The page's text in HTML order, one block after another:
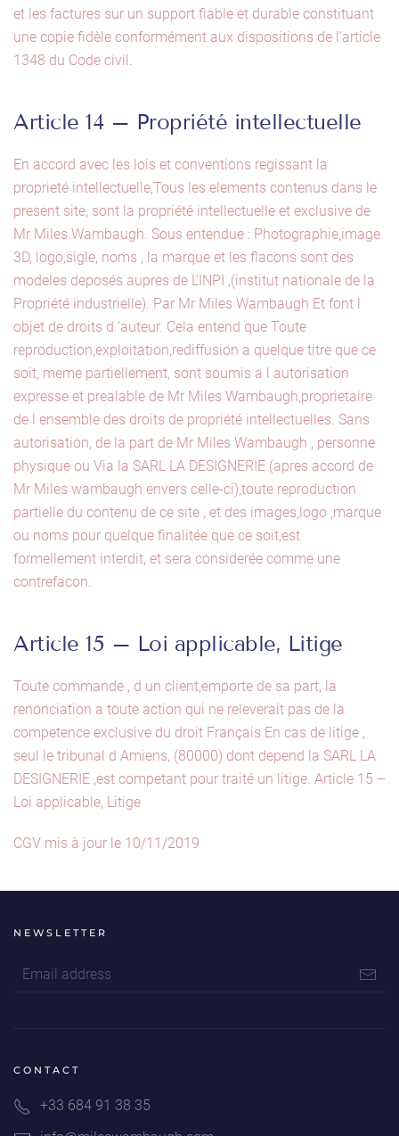
et les factures sur un support fiable et durable constituant
une copie fidèle conformément aux dispositions de l’article
1348 du Code civil.
Article 14 – Propriété intellectuelle
En accord avec les lois et conventions regissant la
proprieté intellectuelle,Tous les elements contenus dans le
present site, sont la propriété intellectuelle et exclusive de
Mr Miles Wambaugh. Sous entendue : Photographie,image
3D, logo,sigle, noms , la marque et les flacons sont des
modeles deposés aupres de L’INPI ,(institut nationale de la
Propriété industrielle). Par Mr Miles Wambaugh Et font l
objet de droits d ‘auteur. Cela entend que Toute
reproduction,exploitation,rediffusion a quelque titre que ce
soit, meme partiellement, sont soumis a l autorisation
expresse et prealable de Mr Miles Wambaugh,proprietaire
de l ensemble des droits de propriété intellectuelles. Sans
autorisation, de la part de Mr Miles Wambaugh , personne
physique ou Via la SARL LA DESIGNERIE (apres accord de
Mr Miles wambaugh envers celle-ci),toute reproduction
partielle du contenu de ce site , et des images,logo ,marque
ou noms pour quelque finalitée que ce soit,est
formellement interdit, et sera considerée comme une
contrefacon.
Article 15 – Loi applicable, Litige
Toute commande , d un client,emporte de sa part, la
renonciation a toute action qui ne releverait pas de la
competence exclusive du droit Français En cas de litige ,
seul le tribunal d Amiens, (80000) dont depend la SARL LA
DESIGNERIE ,est competant pour traité un litige. Article 15 –
Loi applicable, Litige
CGV mis à jour le 10/11/2019
NEWSLETTER
CONTACT
+33 684 91 38 35